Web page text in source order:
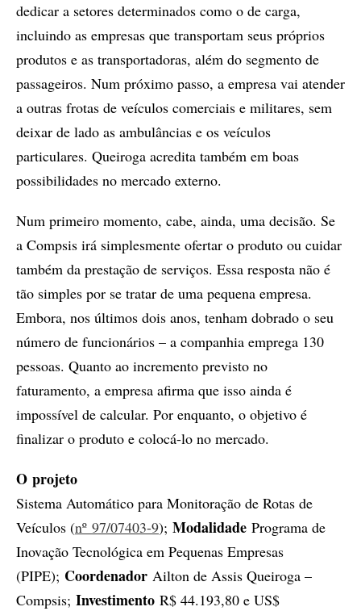
dedicar a setores determinados como o de carga,
incluindo as empresas que transportam seus próprios
produtos e as transportadoras, além do segmento de
passageiros. Num próximo passo, a empresa vai atender
a outras frotas de veículos comerciais e militares, sem
deixar de lado as ambulâncias e os veículos
particulares. Queiroga acredita também em boas
possibilidades no mercado externo.
Num primeiro momento, cabe, ainda, uma decisão. Se
a Compsis irá simplesmente ofertar o produto ou cuidar
também da prestação de serviços. Essa resposta não é
tão simples por se tratar de uma pequena empresa.
Embora, nos últimos dois anos, tenham dobrado o seu
número de funcionários – a companhia emprega 130
pessoas. Quanto ao incremento previsto no
faturamento, a empresa afirma que isso ainda é
impossível de calcular. Por enquanto, o objetivo é
finalizar o produto e colocá-lo no mercado.
O projeto
Sistema Automático para Monitoração de Rotas de
Veículos (nº 97/07403-9); Modalidade Programa de
Inovação Tecnológica em Pequenas Empresas
(PIPE); Coordenador Ailton de Assis Queiroga –
Compsis; Investimento R$ 44.193,80 e US$